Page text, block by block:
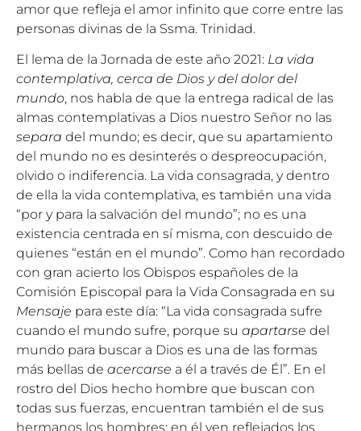
amor que refleja el amor infinito que corre entre las
personas divinas de la Ssma. Trinidad.
El lema de la Jornada de este año 2021: La vida
contemplativa, cerca de Dios y del dolor del
mundo, nos habla de que la entrega radical de las
almas contemplativas a Dios nuestro Señor no las
separa del mundo; es decir, que su apartamiento
del mundo no es desinterés o despreocupación,
olvido o indiferencia. La vida consagrada, y dentro
de ella la vida contemplativa, es también una vida
“por y para la salvación del mundo”; no es una
existencia centrada en sí misma, con descuido de
quienes “están en el mundo”. Como han recordado
con gran acierto los Obispos españoles de la
Comisión Episcopal para la Vida Consagrada en su
Mensaje para este día: “La vida consagrada sufre
cuando el mundo sufre, porque su apartarse del
mundo para buscar a Dios es una de las formas
más bellas de acercarse a él a través de Él”. En el
rostro del Dios hecho hombre que buscan con
todas sus fuerzas, encuentran también el de sus
hermanos los hombres; en él ven reflejados los